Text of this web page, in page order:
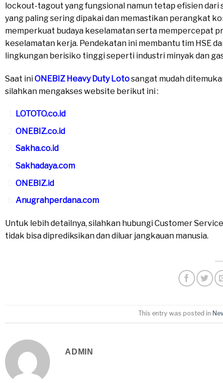
lockout-tagout yang fungsional namun tetap efisien dari
yang paling sering dipakai dan memastikan perangkat
memperkuat budaya keselamatan serta mempercepat
keselamatan kerja. Pendekatan ini membantu tim HSE
lingkungan berisiko tinggi seperti industri minyak dan
Saat iniONEBIZ Heavy Duty Lotosangat mudah
silahkan mengakses website berikut ini :
LOTOTO.co.id
ONEBIZ.co.id
Sakha.co.id
Sakhadaya.com
ONEBIZ.id
Anugrahperdana.com
Untuk lebih detailnya, silahkan hubungi Customer
tidak bisa diprediksikan dan diluar jangkauan manusia.
This entry was posted in
ADMIN